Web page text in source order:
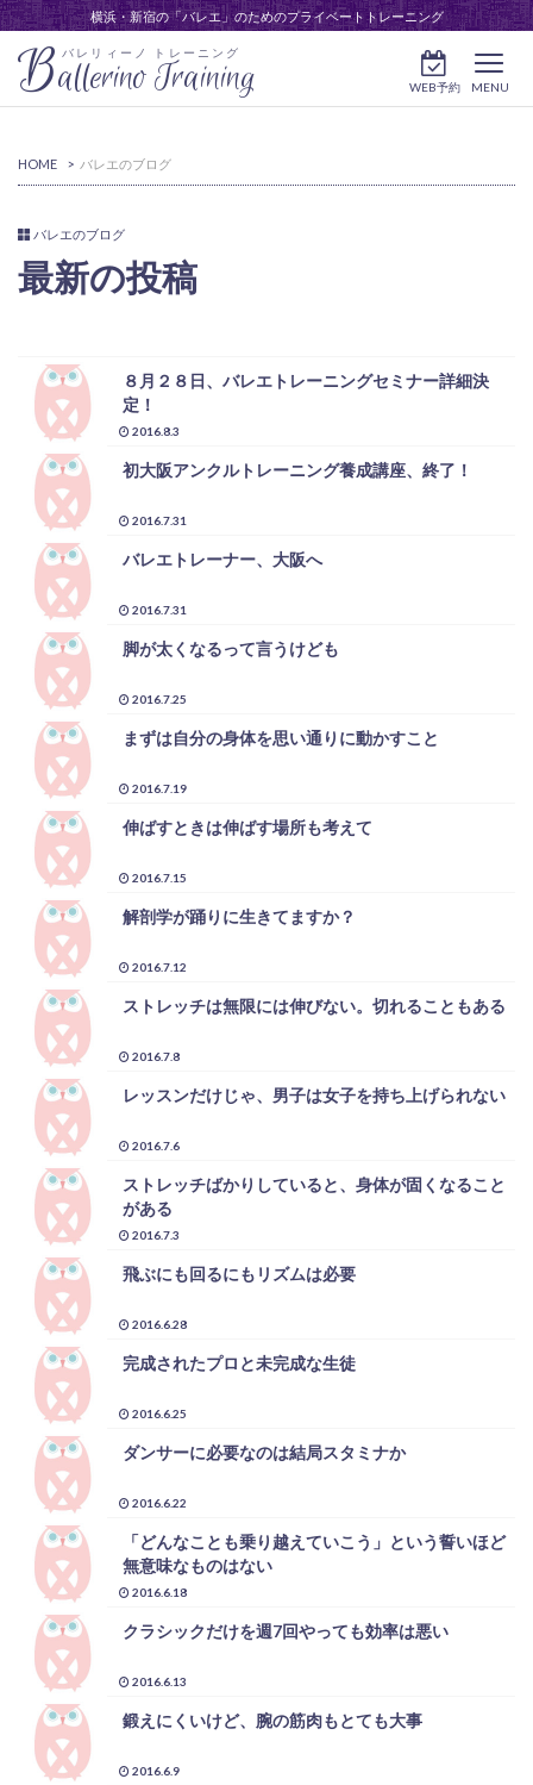
横浜・新宿の「バレエ」のためのプライベートトレーニング
バレリィーノ トレーニング
Ballerino Training MENU
WEB予約
HOME > バレエのブログ
バレエのブログ
最新の投稿
８月２８日、バレエトレーニングセミナー詳細決
定！
2016.8.3
初大阪アンクルトレーニング養成講座、終了！
2016.7.31
バレエトレーナー、大阪へ
2016.7.31
脚が太くなるって言うけども
2016.7.25
まずは自分の身体を思い通りに動かすこと
2016.7.19
伸ばすときは伸ばす場所も考えて
2016.7.15
解剖学が踊りに生きてますか？
2016.7.12
ストレッチは無限には伸びない。切れることもある
2016.7.8
レッスンだけじゃ、男子は女子を持ち上げられない
2016.7.6
ストレッチばかりしていると、身体が固くなること
がある
2016.7.3
飛ぶにも回るにもリズムは必要
2016.6.28
完成されたプロと未完成な生徒
2016.6.25
ダンサーに必要なのは結局スタミナか
2016.6.22
「どんなことも乗り越えていこう」という誓いほど
無意味なものはない
2016.6.18
クラシックだけを週7回やっても効率は悪い
2016.6.13
鍛えにくいけど、腕の筋肉もとても大事
2016.6.9